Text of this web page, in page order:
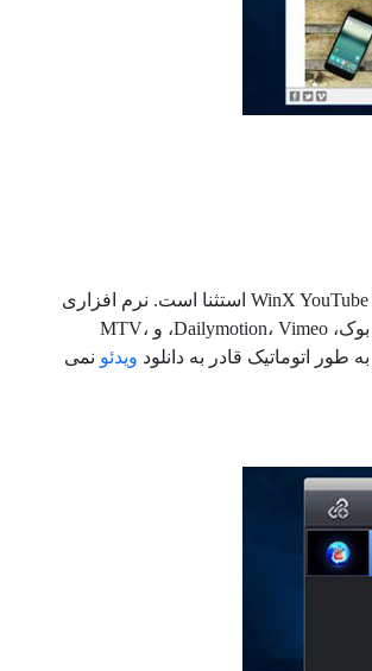
دانلود کننده های ویدیوئی چند منظوره موجود، اینستاگرام را پوشش نمی دهند اما نرم افزار WinX YouTube Downloader استثنا است. نرم افزاری
کاملا رایگان برای دانلود هر نوع فیلم آنلاینی از سایت های اشتراک گذاری ویدئو نظیر یوتیوب، یاهو، فیس بوک، Dailymotion، Vimeo، و MTV،
طور اتوماتیک قادر به دانلود ویدئو نمی